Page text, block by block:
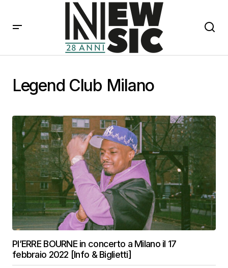
Legend Club Milano
PI’ERRE BOURNE in concerto a Milano il 17
febbraio 2022 [Info & Biglietti]